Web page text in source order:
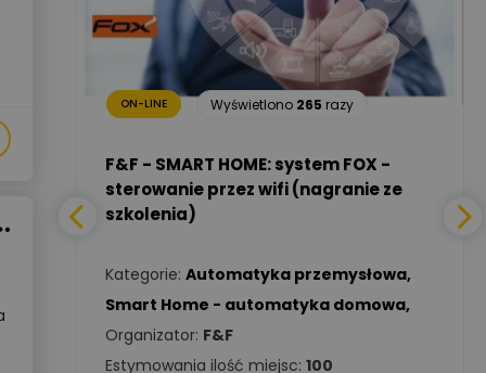
Renata
Januszewska
Ekspert Inżynieria
bezpieczeństwa
Zadaj pytanie
Daniel Michalik
Tomasz Kowalski Zadaj pytanie
-
ON-LINE Wyświetlono 265 razy
F&F - SMART HOME: system FOX -
sterowanie przez wifi (nagranie ze
szkolenia)
Kategorie: Automatyka przemysłowa,
Smart Home - automatyka domowa,
Organizator: F&F
Estymowania ilość miejsc: 100